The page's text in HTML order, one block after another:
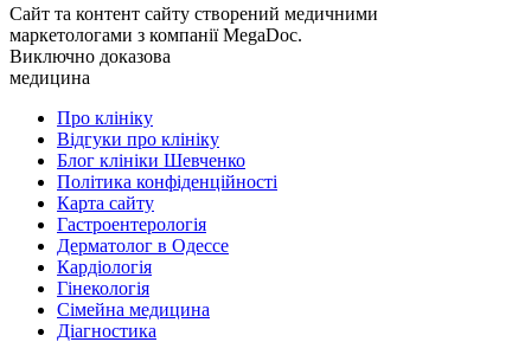
Сайт та контент сайту створений медичними
маркетологами з компанії MegaDoc.
Виключно доказова
медицина
Про клініку
Відгуки про клініку
Блог клініки Шевченко
Політика конфіденційності
Карта сайту
Гастроентерологія
Дерматолог в Одессе
Кардіологія
Гінекологія
Сімейна медицина
Діагностика